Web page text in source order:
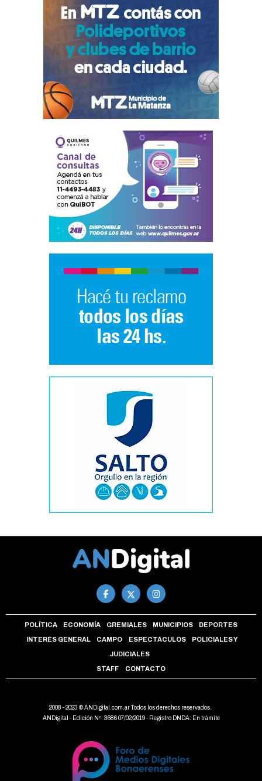
POLÍTICA ECONOMÍA GREMIALES MUNICIPIOS DEPORTES
INTERÉS GENERAL CAMPO ESPECTÁCULOS POLICIALES Y
JUDICIALES
STAFF CONTACTO
2008 - 2023 © ANDigital.com.ar Todos los derechos reservados.
ANDigital - Edición Nº: 3686 07/02/2019 - Registro DNDA: En trámite